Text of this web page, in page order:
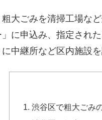
大ごみを清掃工場な
に申込み、指定され
中継所など区内施設を
渋谷区で粗大ごみ